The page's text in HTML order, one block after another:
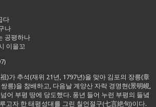
다
나
공평하나
이을꼬
)가 추석(재위 21년, 1797년)을 맞아 김포의 장릉(章
릉)을 참배하고, 다음날 계양산 자락 경명현(景明峴,
넘어 부평 땅에 당도했다. 풍년 들어 누런 부평의 들녘
고자 한 태평성대를 그린 칠언절구(七言絶句)이다.